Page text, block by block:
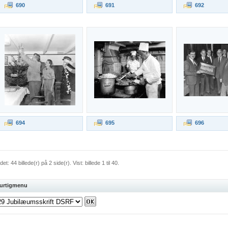
690 691 692
694 695 696
44 billede(r) på 2 side(r). Vist: billede 1 til 40.